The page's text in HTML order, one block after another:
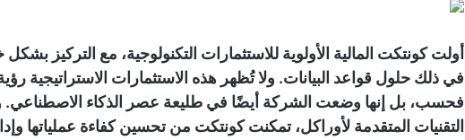
أولت كونتكت المالية الأولوية للاستثمارات التكنولوجية، مع التركيز
في ذلك حلول قواعد البيانات. ولا تُظهر هذه الاستثمارات الاستراتيجية
فحسب، بل إنها وضعت الشركة أيضًا في طليعة عصر الذكاء الاصطناعي.
التقنيات المتقدمة لأوراكل، تمكنت كونتكت من تحسين كفاءة عملياتها